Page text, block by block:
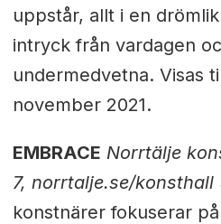
uppstår, allt i en
intryck från vardagen
undermedvetna. Visas
november 2021.
EMBRACE Norrtälje
7, norrtalje.se/konsthall
konstnärer fokuserar